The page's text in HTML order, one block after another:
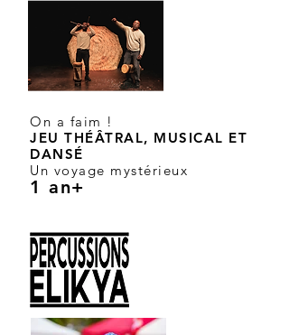
On a faim !
JEU THÉÂTRAL, MUSICAL ET
DANSÉ
Un voyage mystérieux
1 an+